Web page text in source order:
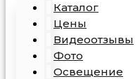
Каталог
Цены
Видеоотзывы
Фото
Освещение